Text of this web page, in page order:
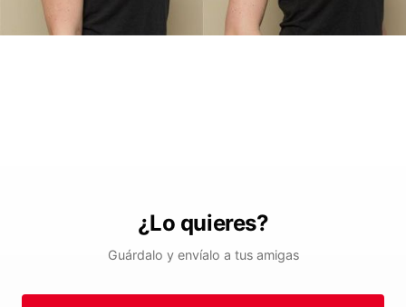
¿Lo quieres?
Guárdalo y envíalo a tus amigas